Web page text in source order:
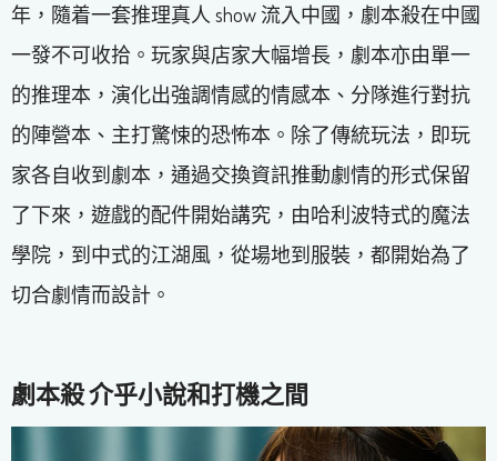
年，隨着一套推理真人 show 流入中國，劇本殺在中國
一發不可收拾。玩家與店家大幅增長，劇本亦由單一
的推理本，演化出強調情感的情感本、分隊進行對抗
的陣營本、主打驚悚的恐怖本。除了傳統玩法，即玩
家各自收到劇本，通過交換資訊推動劇情的形式保留
了下來，遊戲的配件開始講究，由哈利波特式的魔法
學院，到中式的江湖風，從場地到服裝，都開始為了
切合劇情而設計。
劇本殺 介乎小說和打機之間